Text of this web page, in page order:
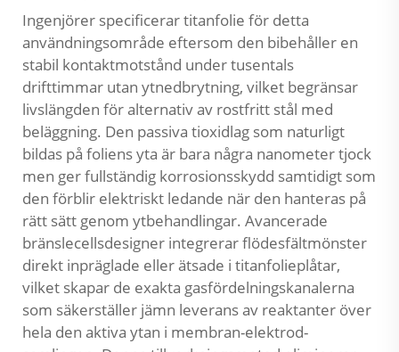
Ingenjörer specificerar titanfolie för detta
användningsområde eftersom den bibehåller en
stabil kontaktmotstånd under tusentals
drifttimmar utan ytnedbrytning, vilket begränsar
livslängden för alternativ av rostfritt stål med
beläggning. Den passiva tioxidlag som naturligt
bildas på foliens yta är bara några nanometer tjock
men ger fullständig korrosionsskydd samtidigt som
den förblir elektriskt ledande när den hanteras på
rätt sätt genom ytbehandlingar. Avancerade
bränslecellsdesigner integrerar flödesfältmönster
direkt inpräglade eller ätsade i titanfolieplåtar,
vilket skapar de exakta gasfördelningskanalerna
som säkerställer jämn leverans av reaktanter över
hela den aktiva ytan i membran-elektrod-